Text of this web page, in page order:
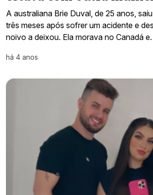
A australiana Brie Duval, de 25 anos,
três meses após sofrer um acidente e
noivo a deixou. Ela morava no Canadá
há 4 anos